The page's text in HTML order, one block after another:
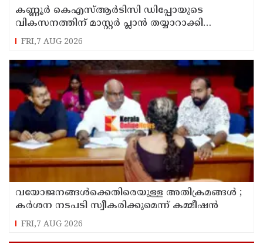
കണ്ണൂർ കെഎസ്ആർടിസി ഡിപ്പോയുടെ
വികസനത്തിന് മാസ്റ്റർ പ്ലാൻ തയ്യാറാക്കി
സമർപ്പിക്കും : ടി ഒ മോഹനൻ എം എൽ എ
FRI,7 AUG 2026
വയോജനങ്ങൾക്കെതിരെയുള്ള അതിക്രമങ്ങൾ ;
കർശന നടപടി സ്വീകരിക്കുമെന്ന് കമ്മീഷൻ
FRI,7 AUG 2026